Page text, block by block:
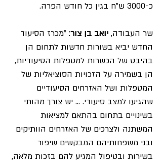
כ-3000 ש"ח בגין כל חודש הפרה.
שר העבודה, יואב בן צור: "מכרז הסיעוד
החדש יביא בשורות חדשות לתחום הן
בהיבט של הכשרות למטפלות הסיעודיות,
הן בשמירה על הזכויות הסוציאליות של
המטפלות ושל האזרחים הסיעודיים
שהגיעו למצב סיעודי. ... יש צורך מהותי
בשינויים בתחום בהתאם למציאות
המשתנה ולצרכים של האזרחים הוותיקים
ובני משפחותיהם המבקשים שיפור
בשירות ובטיפול המגיע להם בזכות מלאה,